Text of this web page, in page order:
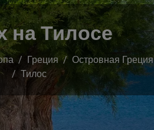
на Тилосе
Греция Островная Греция
Тилос